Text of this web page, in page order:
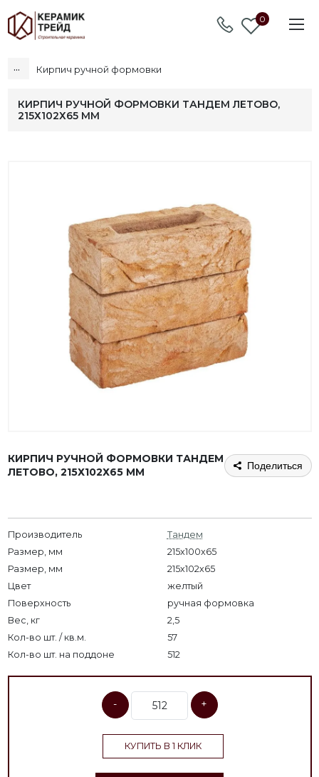
0
... Кирпич ручной формовки
КИРПИЧ РУЧНОЙ ФОРМОВКИ ТАНДЕМ ЛЕТОВО,
215Х102Х65 ММ
КИРПИЧ РУЧНОЙ ФОРМОВКИ ТАНДЕМ
ЛЕТОВО, 215Х102Х65 ММ
Поделиться
Производитель
Тандем
Размер, мм
215x100x65
Размер, мм
215х102х65
Цвет
желтый
Поверхность
ручная формовка
Вес, кг
2,5
Кол-во шт. / кв.м.
57
Кол-во шт. на поддоне
512
- +
КУПИТЬ В 1 КЛИК